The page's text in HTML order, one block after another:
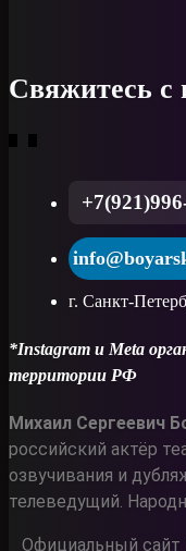
Свяжитесь с
г. Санкт-
*Instagram и Meta
территории РФ
Михаил Сергеевич
российский актёр
озвучивания и
телеведущий.
Официальный сайт